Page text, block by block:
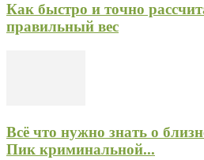
Как быстро и точно
правильный вес
Всё что нужно знать о
Пик криминальной...